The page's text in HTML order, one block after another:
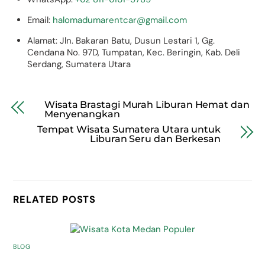
Email: halomadumarentcar@gmail.com
Alamat: Jln. Bakaran Batu, Dusun Lestari 1, Gg.
Cendana No. 97D, Tumpatan, Kec. Beringin, Kab. Deli
Serdang, Sumatera Utara
Wisata Brastagi Murah Liburan Hemat dan
Menyenangkan
Tempat Wisata Sumatera Utara untuk
Liburan Seru dan Berkesan
RELATED POSTS
BLOG